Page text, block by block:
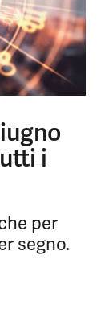
i
per
segno.